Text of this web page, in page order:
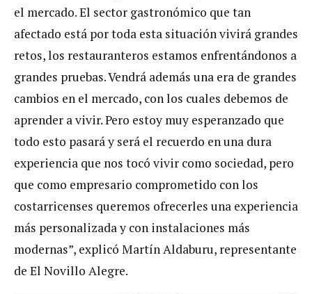
el mercado. El sector gastronómico que tan
afectado está por toda esta situación vivirá grandes
retos, los restauranteros estamos enfrentándonos a
grandes pruebas. Vendrá además una era de grandes
cambios en el mercado, con los cuales debemos de
aprender a vivir. Pero estoy muy esperanzado que
todo esto pasará y será el recuerdo en una dura
experiencia que nos tocó vivir como sociedad, pero
que como empresario comprometido con los
costarricenses queremos ofrecerles una experiencia
más personalizada y con instalaciones más
modernas”, explicó Martín Aldaburu, representante
de El Novillo Alegre.